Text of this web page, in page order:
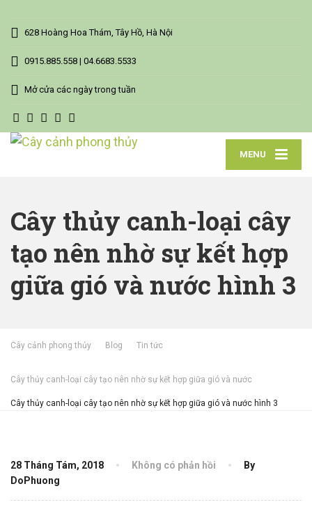
628 Hoàng Hoa Thám, Tây Hồ, Hà Nội
0915.885.558 | 04.6683.5533
Mở cửa các ngày trong tuần
MENU
Cây thủy canh-loại cây
tạo nên nhờ sự kết hợp
giữa gió và nước hình 3
Cây cảnh phong thủy Blog Tin tức
Cây thủy canh-loại cây tạo nên nhờ sự kết hợp giữa gió và nước
Cây thủy canh-loại cây tạo nên nhờ sự kết hợp giữa gió và nước hình 3
28 Tháng Tám, 2018 Không có phản hồi
By
DoPhuong